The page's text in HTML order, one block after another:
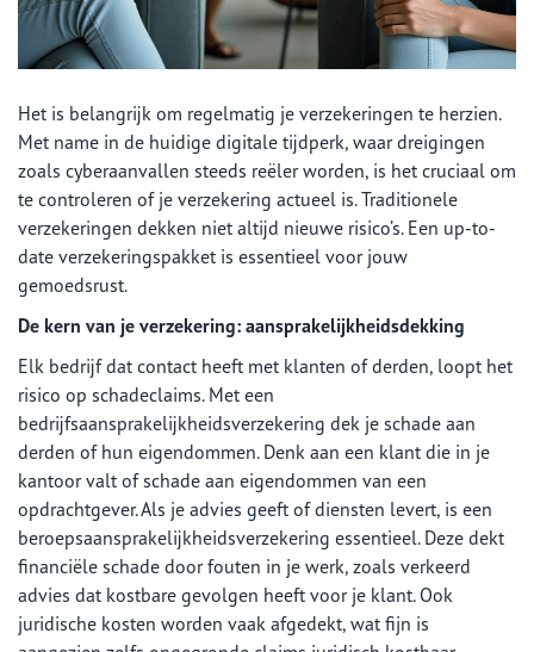
Het is belangrijk om regelmatig je verzekeringen te herzien.
Met name in de huidige digitale tijdperk, waar dreigingen
zoals cyberaanvallen steeds reëler worden, is het cruciaal om
te controleren of je verzekering actueel is. Traditionele
verzekeringen dekken niet altijd nieuwe risico’s. Een up-to-
date verzekeringspakket is essentieel voor jouw
gemoedsrust.
De kern van je verzekering: aansprakelijkheidsdekking
Elk bedrijf dat contact heeft met klanten of derden, loopt het
risico op schadeclaims. Met een
bedrijfsaansprakelijkheidsverzekering dek je schade aan
derden of hun eigendommen. Denk aan een klant die in je
kantoor valt of schade aan eigendommen van een
opdrachtgever. Als je advies geeft of diensten levert, is een
beroepsaansprakelijkheidsverzekering essentieel. Deze dekt
financiële schade door fouten in je werk, zoals verkeerd
advies dat kostbare gevolgen heeft voor je klant. Ook
juridische kosten worden vaak afgedekt, wat fijn is